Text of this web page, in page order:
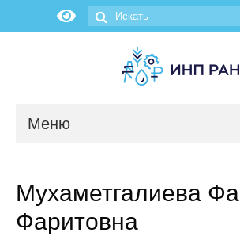
Меню
О нас
Мухаметгалиева
Фаритовна